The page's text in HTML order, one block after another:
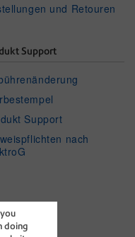
doing
und Retouren
Support
Support
nach